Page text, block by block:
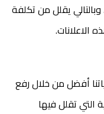
يقلل من تكلفة
الاعلانات.
أفضل من خلال رفع
التي تقلل فيها